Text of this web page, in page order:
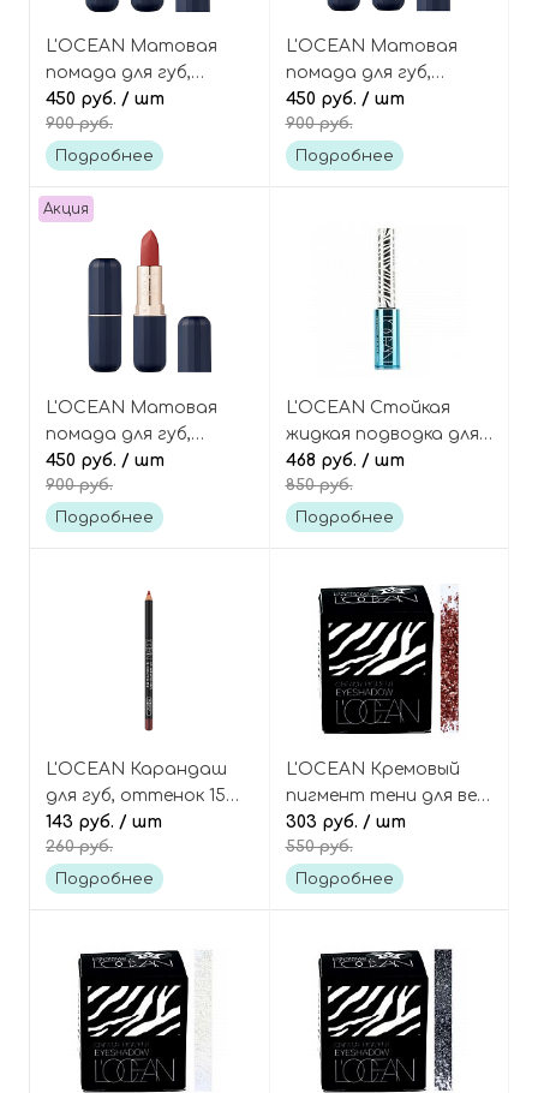
L'OCEAN Матовая
помада для губ,
оттенок 06 Dolce
Сhili, Reve Matt Stick
450 руб. / шт
900 руб.
Подробнее
L'OCEAN Матовая
помада для губ,
оттенок 05 Brick
Crush, Reve Matt Stick
450 руб. / шт
900 руб.
Подробнее
Акция
L'OCEAN Матовая
помада для губ,
оттенок 04 Natural
Cherry, Reve Matt Stick
450 руб. / шт
900 руб.
Подробнее
L'OCEAN Стойкая
жидкая подводка для
глаз, оттенок 05
Burgundy Pearl,
Perfection Liquid Eye
468 руб. / шт
850 руб.
Подробнее
L'OCEAN Карандаш
для губ, оттенок 15
Black Rose, Lip Liner
Wood Pencil
143 руб. / шт
260 руб.
Подробнее
L'OCEAN Кремовый
пигмент тени для век,
оттенок 17 Lucy
Burgundy, Creamy
Pigment Eye Shadow
303 руб. / шт
550 руб.
Подробнее